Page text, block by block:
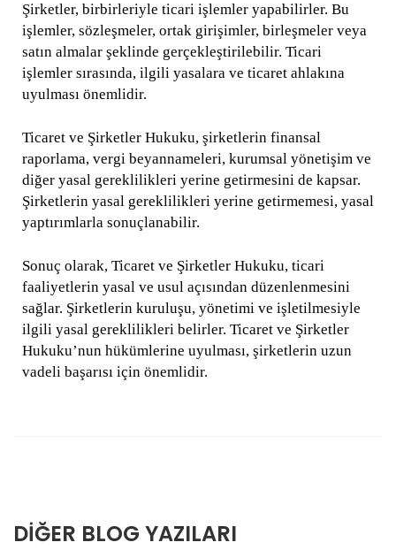
Şirketler, birbirleriyle ticari işlemler yapabilirler. Bu
işlemler, sözleşmeler, ortak girişimler, birleşmeler veya
satın almalar şeklinde gerçekleştirilebilir. Ticari
işlemler sırasında, ilgili yasalara ve ticaret ahlakına
uyulması önemlidir.
Ticaret ve Şirketler Hukuku, şirketlerin finansal
raporlama, vergi beyannameleri, kurumsal yönetişim ve
diğer yasal gereklilikleri yerine getirmesini de kapsar.
Şirketlerin yasal gereklilikleri yerine getirmemesi, yasal
yaptırımlarla sonuçlanabilir.
Sonuç olarak, Ticaret ve Şirketler Hukuku, ticari
faaliyetlerin yasal ve usul açısından düzenlenmesini
sağlar. Şirketlerin kuruluşu, yönetimi ve işletilmesiyle
ilgili yasal gereklilikleri belirler. Ticaret ve Şirketler
Hukuku’nun hükümlerine uyulması, şirketlerin uzun
vadeli başarısı için önemlidir.
DİĞER BLOG YAZILARI